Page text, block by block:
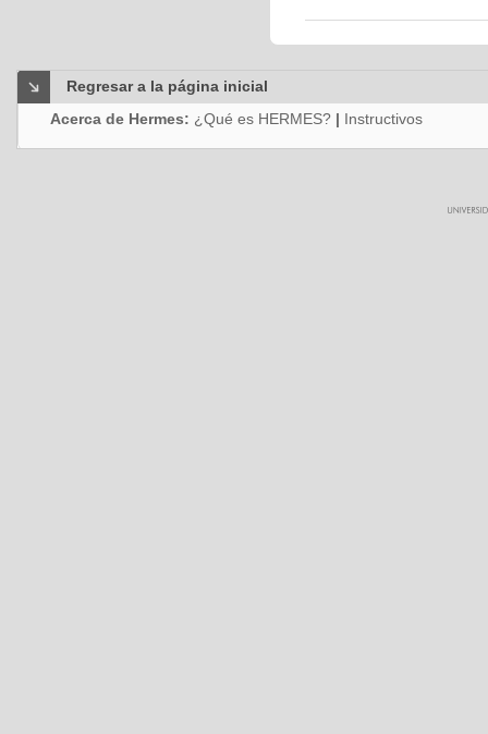
Regresar a la página inicial
Acerca de Hermes: ¿Qué es HERMES? | Instructivos